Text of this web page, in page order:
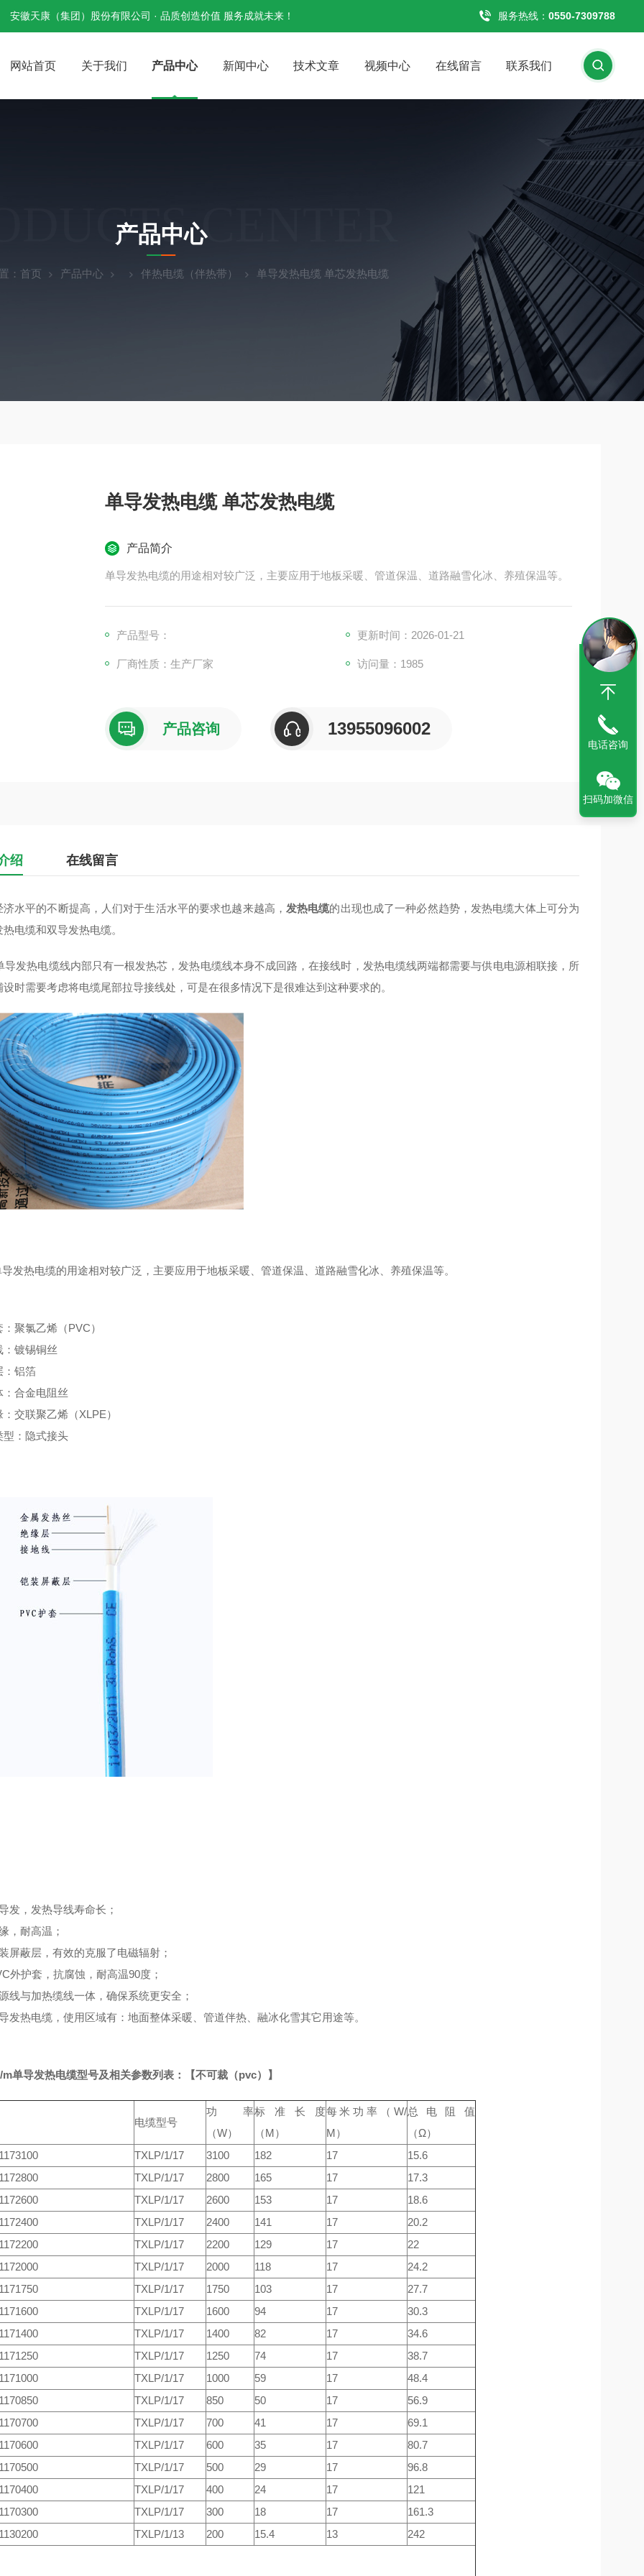
安徽天康（集团）股份有限公司 · 品质创造价值 服务成就未来！ 服务热线： 0550-7309788
网站首页 关于我们 产品中心 新闻中心 技术文章 视频中心 在线留言 联系我们
CENTER
产品中心
： 首页 产品中心 伴热电缆（伴热带） 单导发热电缆 单芯发热电缆
单导发热电缆 单芯发热电缆
产品简介
单导发热电缆的用途相对较广泛，主要应用于地板采暖、管道保温、道路融雪化冰、养殖保温等。
产品型号： 更新时间：2026-01-21
厂商性质：生产厂家 访问量：1985
产品咨询 13955096002
绍 在线留言
济水平的不断提高，人们对于生活水平的要求也越来越高， 发热电缆的出现也成了一种必然趋势，发热电缆大体上可分为
电缆和双导发热电缆。
热电缆线内部只有一根发热芯，发热电缆线本身不成回路，在接线时，发热电缆线两端都需要与供电电源相联接，所
设时需要考虑将电缆尾部拉导接线处，可是在很多情况下是很难达到这种要求的。
热电缆的用途相对较广泛，主要应用于地板采暖、管道保温、道路融雪化冰、养殖保温等。
聚氯乙烯（PVC）
：镀锡铜丝
：铝箔
：合金电阻丝
：交联聚乙烯（XLPE）
型：隐式接头
发，发热导线寿命长；
，耐高温；
屏蔽层，有效的克服了电磁辐射；
外护套，抗腐蚀，耐高温90度；
线与加热缆线一体，确保系统更安全；
发热电缆，使用区域有：地面整体采暖、管道伴热、融冰化雪其它用途等。
m单导发热电缆型号及相关参数列表：【不可裁（pvc）】
电缆型号
功率
（W）
标准长度
（M）
每米功率（W/
M）
总电阻值
（Ω）
TXLP/1/17 3100 182 17
15.6
TXLP/1/17 2800 165 17
17.3
TXLP/1/17 2600 153 17
18.6
TXLP/1/17 2400 141 17
20.2
TXLP/1/17 2200 129 17
22
TXLP/1/17 2000 118 17
24.2
TXLP/1/17 1750 103 17
27.7
TXLP/1/17 1600 94 17
30.3
TXLP/1/17 1400 82 17
34.6
TXLP/1/17 1250 74 17
38.7
TXLP/1/17 1000 59 17
48.4
TXLP/1/17 850 50 17
56.9
TXLP/1/17 700 41 17
69.1
TXLP/1/17 600 35 17
80.7
TXLP/1/17 500 29 17
96.8
TXLP/1/17 400 24 17
121
TXLP/1/17 300 18 17
161.3
TXLP/1/13 200 15.4 13 242
电话咨询
扫码加微信